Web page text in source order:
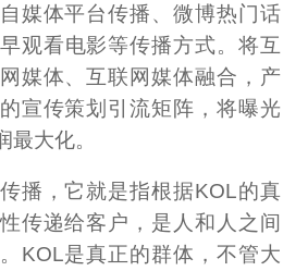
媒体平台传播、微博热门话
观看电影等传播方式。将互
媒体、互联网媒体融合，产
宣传策划引流矩阵，将曝光
最大化。
播，它就是指根据KOL的真
传递给客户，是人和人之间
KOL是真正的群体，不管大